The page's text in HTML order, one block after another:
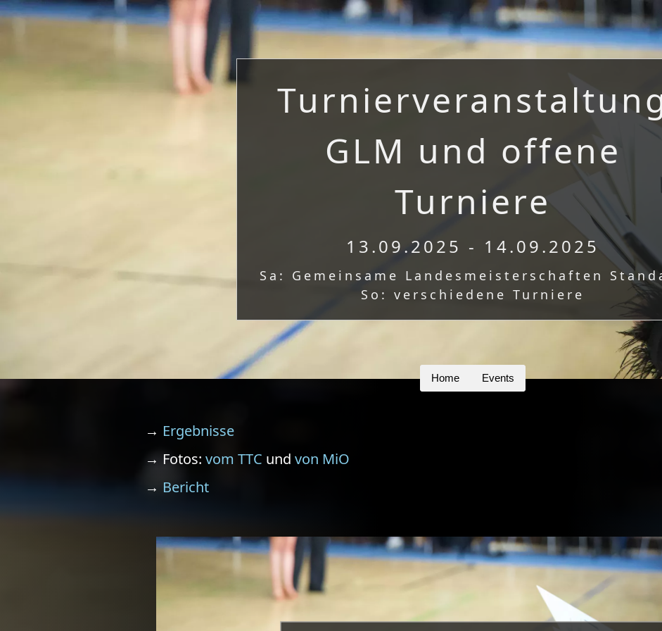
GLM und offene
Turniere
13.09.2025 - 14.09.2025
Sa: Gemeinsame Landesmeisterschaften
So: verschiedene Turniere
Home Events
→ Ergebnisse
→ Fotos: vom TTC und von MiO
→ Bericht